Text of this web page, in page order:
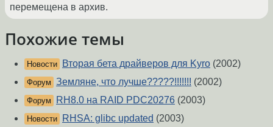
перемещена в архив.
Похожие темы
Новости Вторая бета драйверов для Kyro (2002)
Форум Земляне, что лучше?????!!!!!!! (2002)
Форум RH8.0 на RAID PDC20276 (2003)
Новости RHSA: glibc updated (2003)